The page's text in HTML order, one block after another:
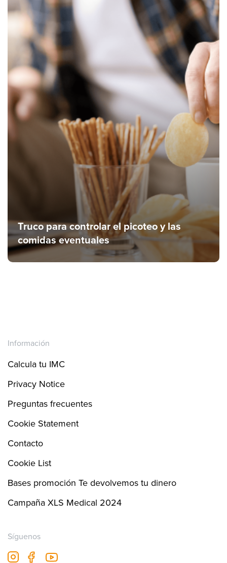
Truco para controlar el picoteo y las
comidas eventuales
Información
Calcula tu IMC
Privacy Notice
Preguntas frecuentes
Cookie Statement
Contacto
Cookie List
Bases promoción Te devolvemos tu dinero
Campaña XLS Medical 2024
Síguenos